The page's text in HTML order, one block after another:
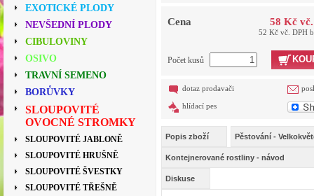
EXOTICKÉ PLODY
NEVŠEDNÍ PLODY
CIBULOVINY
OSIVO
TRAVNÍ SEMENO
BORŮVKY
SLOUPOVITÉ
OVOCNÉ STROMKY
SLOUPOVITÉ JABLONĚ
SLOUPOVITÉ HRUŠNĚ
SLOUPOVITÉ ŠVESTKY
SLOUPOVITÉ TŘEŠNĚ
Cena 58 Kč
52 Kč vč. DPH
Počet kusů
dotaz prodavači
hlídací pes
Popis zboží Pěstování -
Kontejnerované rostliny - návod
Diskuse